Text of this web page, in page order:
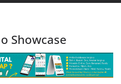
Showcase